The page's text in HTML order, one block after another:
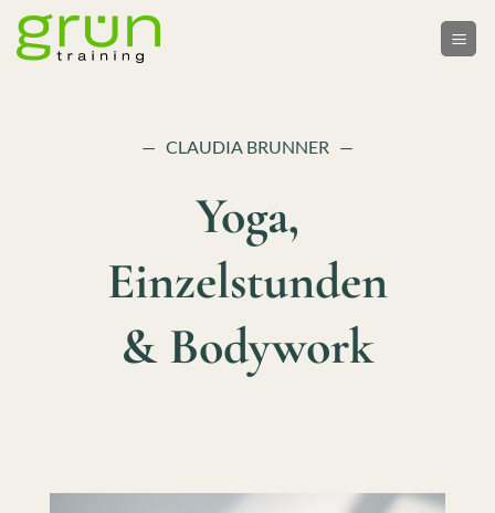
Skip
content
— CLAUDIA BRUNNER —
Yoga,
Einzelstunden
& Bodywork